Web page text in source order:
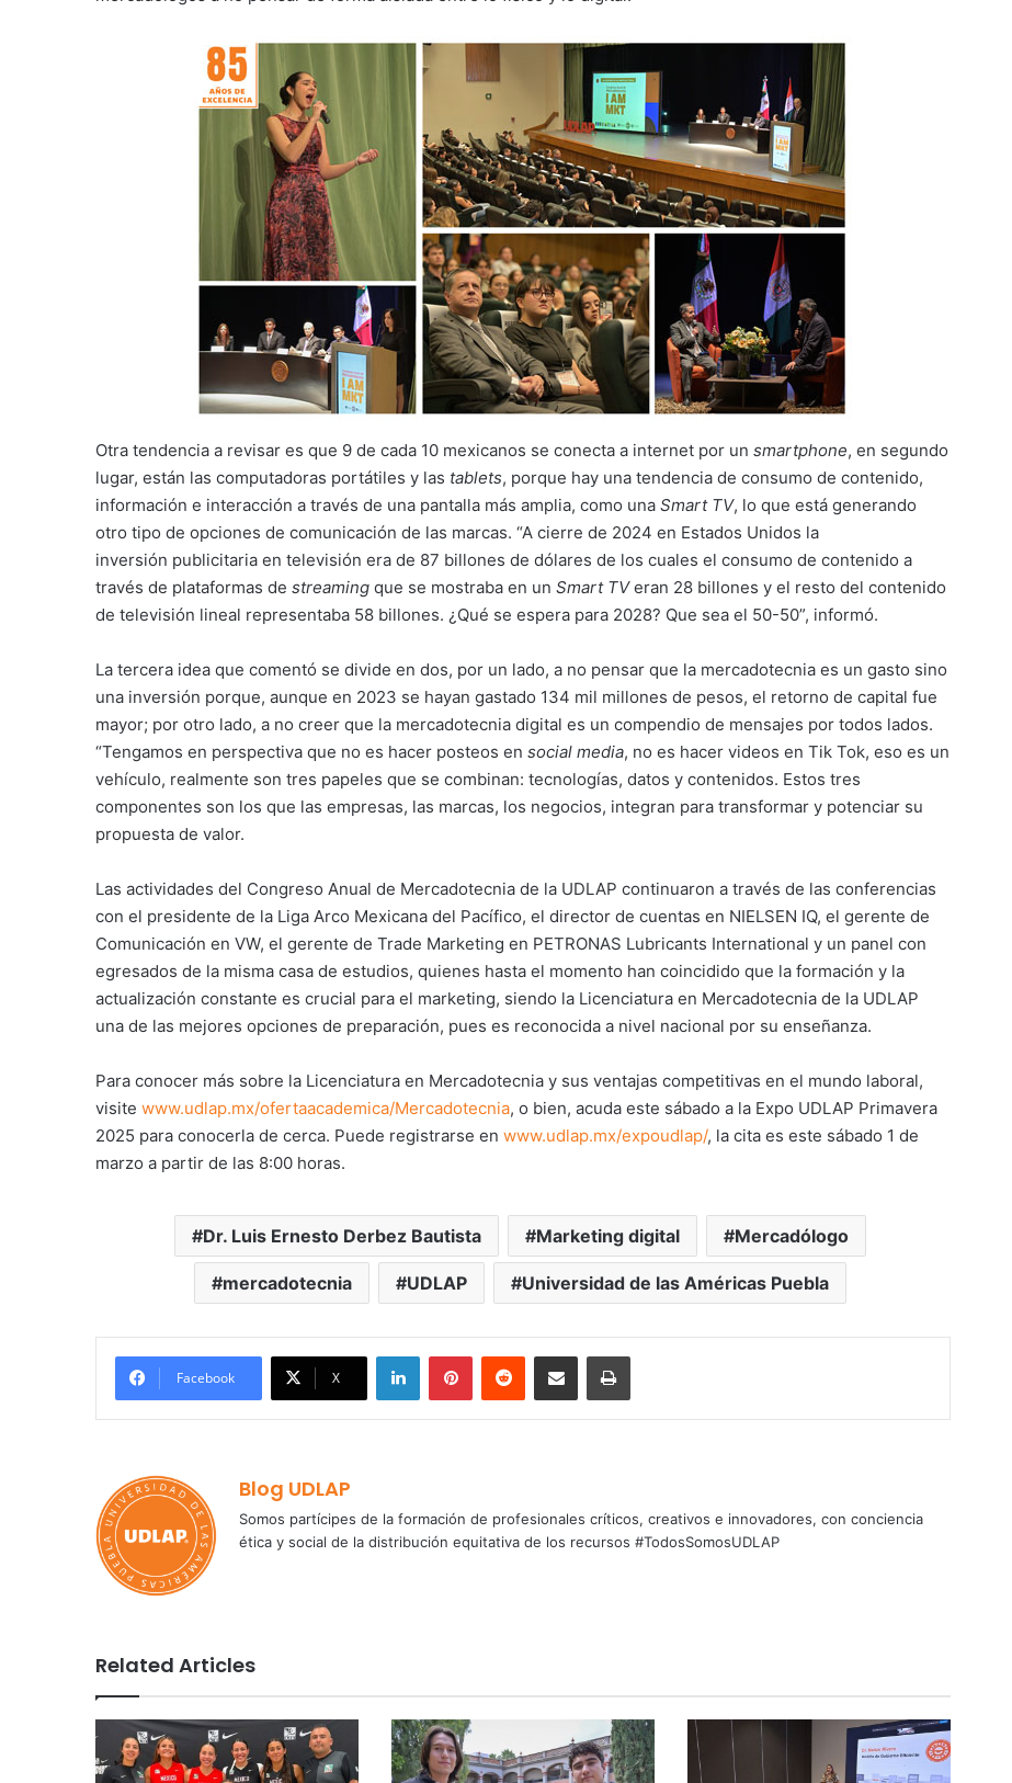
Otra tendencia a revisar es que 9 de cada 10 mexicanos se conecta a internet por un smartphone, en segundo
lugar, están las computadoras portátiles y las tablets, porque hay una tendencia de consumo de contenido,
información e interacción a través de una pantalla más amplia, como una Smart TV, lo que está generando
otro tipo de opciones de comunicación de las marcas. “A cierre de 2024 en Estados Unidos la
inversión publicitaria en televisión era de 87 billones de dólares de los cuales el consumo de contenido a
través de plataformas de streaming que se mostraba en un Smart TVeran 28 billones y el resto del contenido
de televisión lineal representaba 58 billones. ¿Qué se espera para 2028? Que sea el 50-50”, informó.
La tercera idea que comentó se divide en dos, por un lado, a no pensar que la mercadotecnia es un gasto sino
una inversión porque, aunque en 2023 se hayan gastado 134 mil millones de pesos, el retorno de capital fue
mayor; por otro lado, a no creer que la mercadotecnia digital es un compendio de mensajes por todos lados.
“Tengamos en perspectiva que no es hacer posteos en social media, no es hacer videos en Tik Tok, eso es un
vehículo, realmente son tres papeles que se combinan: tecnologías, datos y contenidos. Estos tres
componentes son los que las empresas, las marcas, los negocios, integran para transformar y potenciar su
propuesta de valor.
Las actividades del Congreso Anual de Mercadotecnia de la UDLAP continuaron a través de las conferencias
con el presidente de la Liga Arco Mexicana del Pacífico, el director de cuentas en NIELSEN IQ, el gerente de
Comunicación en VW, el gerente de Trade Marketing en PETRONAS Lubricants International y un panel con
egresados de la misma casa de estudios, quienes hasta el momento han coincidido que la formación y la
actualización constante es crucial para el marketing, siendo la Licenciatura en Mercadotecnia de la UDLAP
una de las mejores opciones de preparación, pues es reconocida a nivel nacional por su enseñanza.
Para conocer más sobre la Licenciatura en Mercadotecnia y sus ventajas competitivas en el mundo laboral,
visite www.udlap.mx/ofertaacademica/Mercadotecnia, o bien, acuda este sábado a la Expo UDLAP Primavera
2025 para conocerla de cerca. Puede registrarse en www.udlap.mx/expoudlap/, la cita es este sábado 1 de
marzo a partir de las 8:00 horas.
Dr. Luis Ernesto Derbez Bautista Marketing digital Mercadólogo
mercadotecnia UDLAP Universidad de las Américas Puebla
Facebook X
LinkedInPinterestReddit Share via Email Print
Blog UDLAP
Somos partícipes de la formación de profesionales críticos, creativos e innovadores, con conciencia
ética y social de la distribución equitativa de los recursos #TodosSomosUDLAP
Related Articles